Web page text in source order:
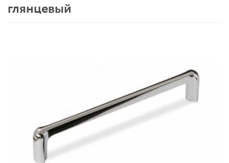
глянцевый